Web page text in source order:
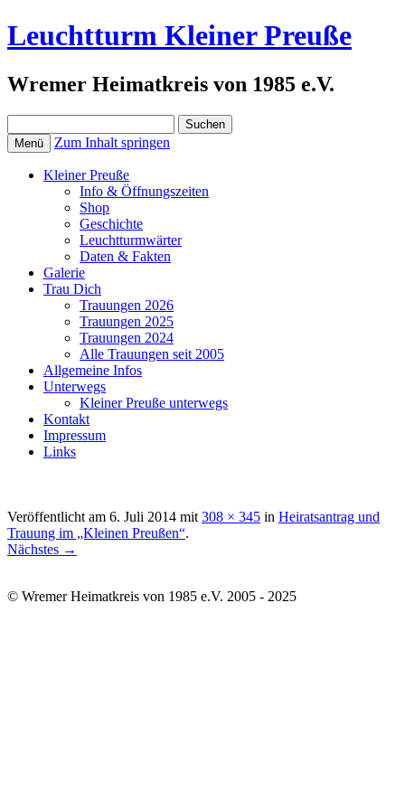
Leuchtturm Kleiner Preuße
Wremer Heimatkreis von 1985 e.V.
nach:
Menü Zum Inhalt springen
Kleiner Preuße
Info & Öffnungszeiten
Shop
Geschichte
Leuchtturmwärter
Daten & Fakten
Galerie
Trau Dich
Trauungen 2026
Trauungen 2025
Trauungen 2024
Alle Trauungen seit 2005
Allgemeine Infos
Unterwegs
Kleiner Preuße unterwegs
Kontakt
Impressum
Links
Veröffentlicht am 6. Juli 2014 mit 308 × 345 in Heiratsantrag und
Trauung im „Kleinen Preußen“.
Nächstes →
© Wremer Heimatkreis von 1985 e.V. 2005 - 2025